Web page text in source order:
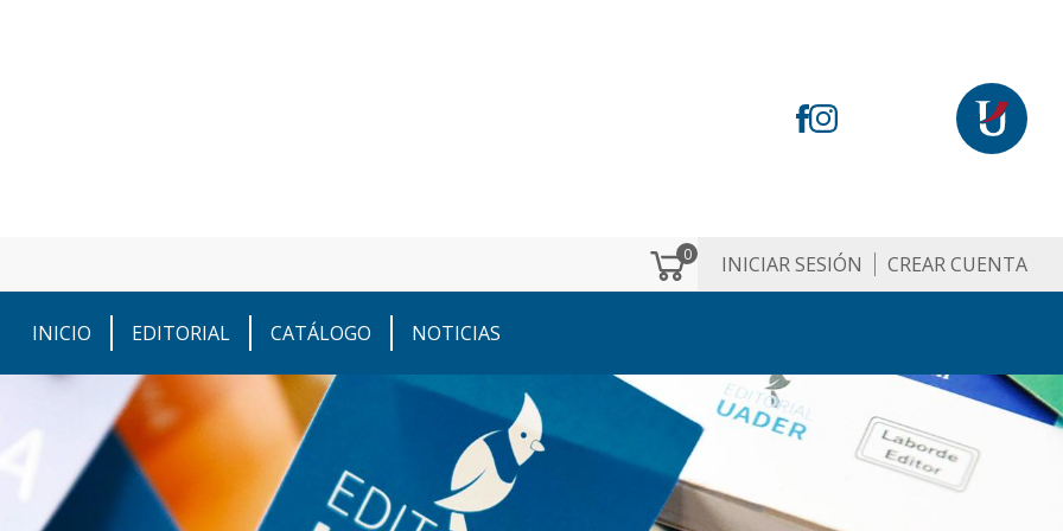
0
M
d
e
INICIAR SESIÓN CREAR CUENTA
INICIO EDITORIAL CATÁLOGO NOTICIAS